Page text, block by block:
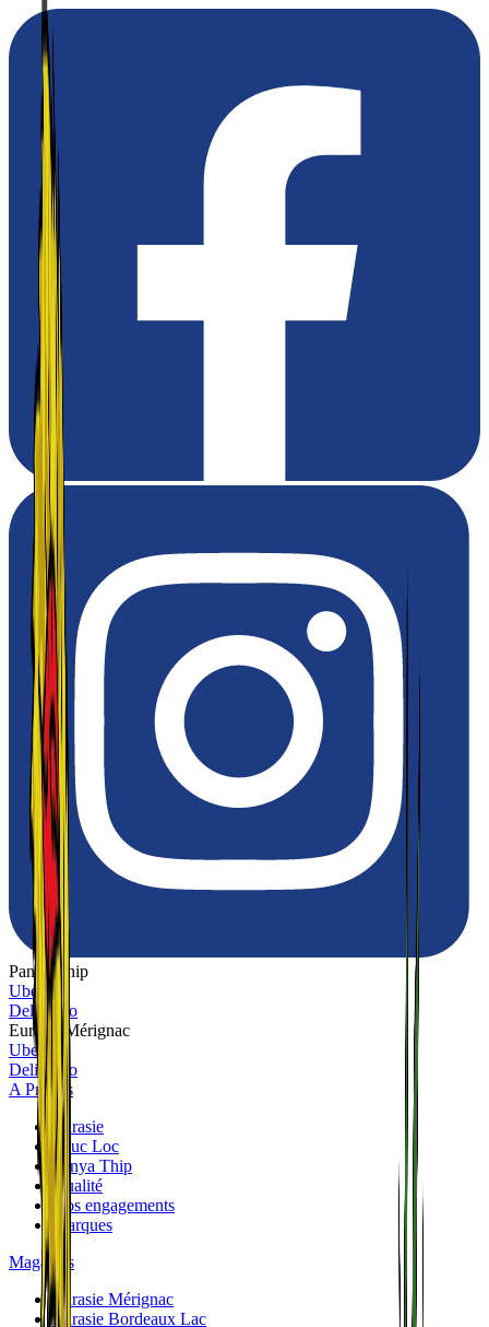
Panya Thip
Uber
Deliveroo
Eurasie Mérignac
Uber
Deliveroo
A Propos
Eurasie
Phuc Loc
Panya Thip
Qualité
Nos engagements
Marques
Magasins
Eurasie Mérignac
Eurasie Bordeaux Lac